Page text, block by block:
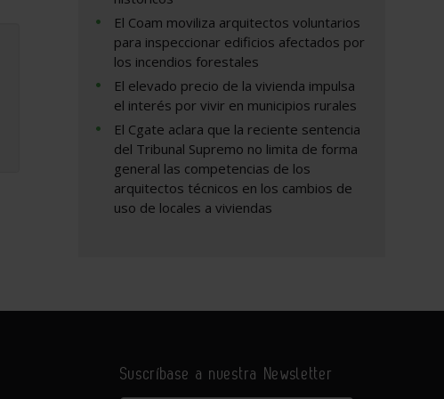
El Coam moviliza arquitectos voluntarios
para inspeccionar edificios afectados por
los incendios forestales
El elevado precio de la vivienda impulsa
el interés por vivir en municipios rurales
El Cgate aclara que la reciente sentencia
del Tribunal Supremo no limita de forma
general las competencias de los
arquitectos técnicos en los cambios de
uso de locales a viviendas
Suscríbase a nuestra Newsletter